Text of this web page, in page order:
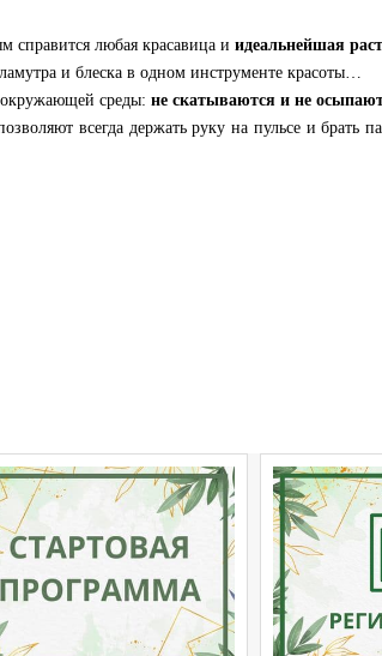
справится любая красавица и идеальнейшая
и блеска в одном инструменте красоты…
среды: не скатываются и не
всегда держать руку на пульсе и брать